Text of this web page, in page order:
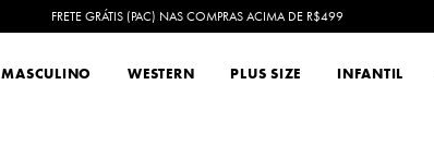
FRETE GRÁTIS (PAC) NAS COMPRAS ACIMA DE R$499
MASCULINO WESTERN PLUS SIZE INFANTIL